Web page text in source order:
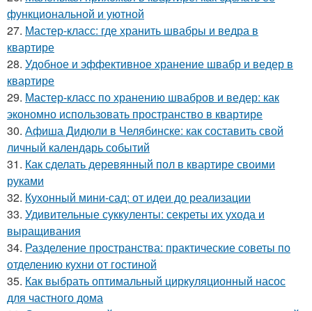
функциональной и уютной
27. Мастер-класс: где хранить швабры и ведра в
квартире
28. Удобное и эффективное хранение швабр и ведер в
квартире
29. Мастер-класс по хранению швабров и ведер: как
экономно использовать пространство в квартире
30. Афиша Дидюли в Челябинске: как составить свой
личный календарь событий
31. Как сделать деревянный пол в квартире своими
руками
32. Кухонный мини-сад: от идеи до реализации
33. Удивительные суккуленты: секреты их ухода и
выращивания
34. Разделение пространства: практические советы по
отделению кухни от гостиной
35. Как выбрать оптимальный циркуляционный насос
для частного дома